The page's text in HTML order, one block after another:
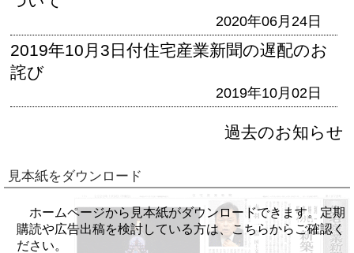
2020年06月24日
2019年10月3日付住宅産業新聞の遅配のお
詫び
2019年10月02日
過去のお知らせ
見本紙をダウンロード
ホームページから見本紙がダウンロードできます。定期
購読や広告出稿を検討している方は、こちらからご確認く
ださい。